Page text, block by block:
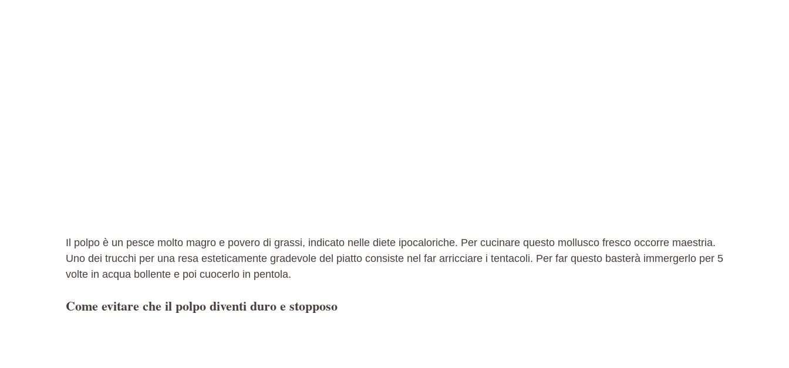
Il polpo è un pesce molto magro e povero di grassi, indicato nelle diete ipocaloriche. Per cucinare questo mollusco fresco occorre maestria.
Uno dei trucchi per una resa esteticamente gradevole del piatto consiste nel far arricciare i tentacoli. Per far questo basterà immergerlo per 5
volte in acqua bollente e poi cuocerlo in pentola.
Come evitare che il polpo diventi duro e stopposo